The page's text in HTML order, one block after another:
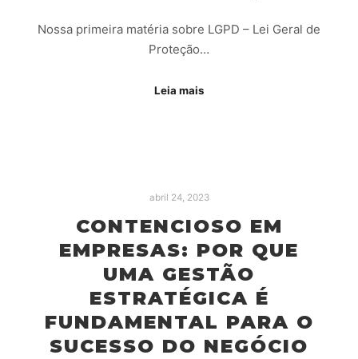
Nossa primeira matéria sobre LGPD – Lei Geral de
Proteção…
Leia mais
abril 24, 2023
CONTENCIOSO EM
EMPRESAS: POR QUE
UMA GESTÃO
ESTRATÉGICA É
FUNDAMENTAL PARA O
SUCESSO DO NEGÓCIO